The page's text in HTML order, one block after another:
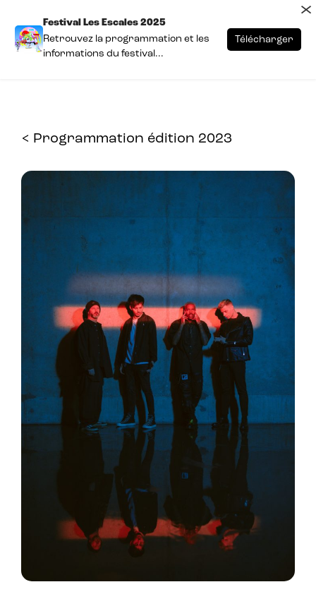
< Programmation édition 2023
Festival Les Escales 2025
Retrouvez la programmation et les
informations du festival...
Télécharger
×